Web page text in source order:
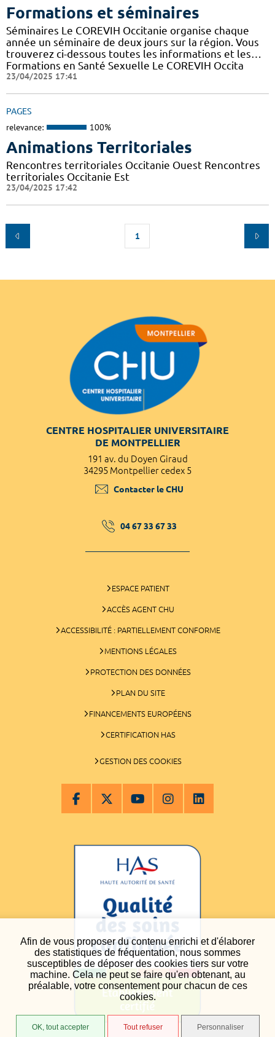
Afin de vous proposer du contenu enrichi et d'élaborer
des statistiques de fréquentation, nous sommes
susceptibles de déposer des cookies tiers sur votre
machine. Cela ne peut se faire qu'en obtenant, au
préalable, votre consentement pour chacun de ces
cookies.
OK, tout accepter Tout refuser Personnaliser
Formations et séminaires
Séminaires Le COREVIH Occitanie organise chaque
année un séminaire de deux jours sur la région. Vous
trouverez ci-dessous toutes les informations et les…
Formations en Santé Sexuelle Le COREVIH Occita
23/04/2025 17:41
PAGES
relevance: 100%
Animations Territoriales
Rencontres territoriales Occitanie Ouest Rencontres
territoriales Occitanie Est
23/04/2025 17:42
1
CENTRE HOSPITALIER UNIVERSITAIRE
DE MONTPELLIER
191 av. du Doyen Giraud
34295 Montpellier cedex 5
Contacter le CHU
04 67 33 67 33
ESPACE PATIENT
ACCÈS AGENT CHU
ACCESSIBILITÉ : PARTIELLEMENT CONFORME
MENTIONS LÉGALES
PROTECTION DES DONNÉES
PLAN DU SITE
FINANCEMENTS EUROPÉENS
CERTIFICATION HAS
GESTION DES COOKIES